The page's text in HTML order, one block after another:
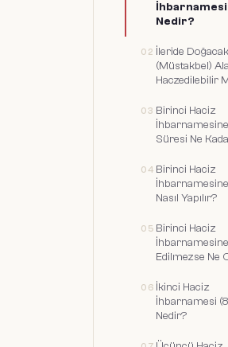
Nedir?
İleride Doğacak
(Müstakbel)
Haczedilebilir
Birinci Haciz
Süresi Ne
Birinci Haciz
Nasıl Yapılır?
Birinci Haciz
Edilmezse Ne
İkinci Haciz
İhbarnamesi
Nedir?